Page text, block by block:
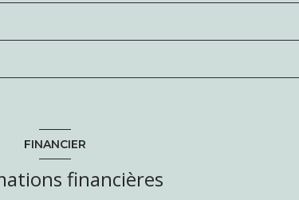
FINANCIER
financières